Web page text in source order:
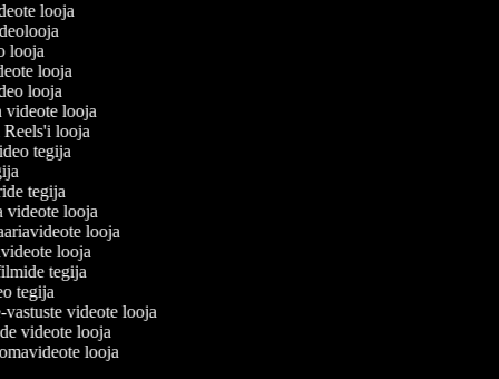
looja
looja
looja
looja
videote looja
Reels'i looja
tegija
tegija
videote looja
looja
looja
tegija
tegija
vastuste videote looja
videote looja
looja